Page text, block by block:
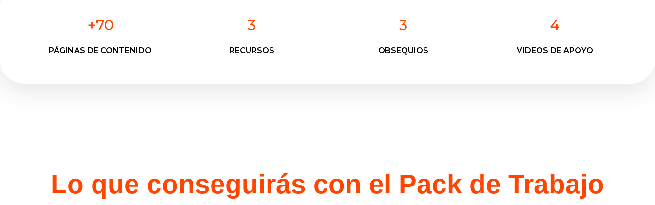
+70
PÁGINAS DE CONTENIDO
3
RECURSOS
3
OBSEQUIOS
4
VIDEOS DE APOYO
Lo que conseguirás con el Pack de Trabajo